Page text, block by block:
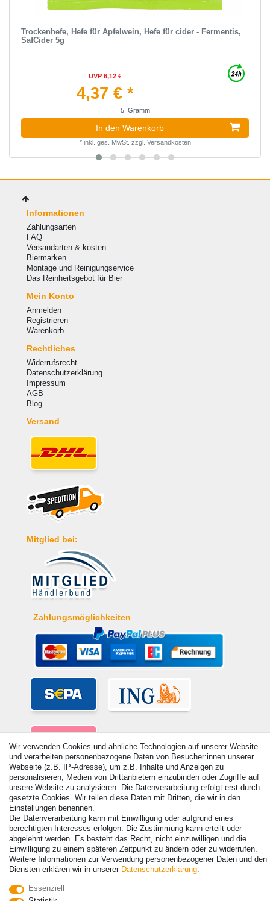
Trockenhefe, Hefe für Apfelwein, Hefe für cider - Fermentis,
SafCider 5g
UVP 6,12 €
4,37 € *
5 Gramm
In den Warenkorb
* inkl. ges. MwSt. zzgl. Versandkosten
Informationen
Zahlungsarten
FAQ
Versandarten & kosten
Biermarken
Montage und Reinigungservice
Das Reinheitsgebot für Bier
Mein Konto
Anmelden
Registrieren
Warenkorb
Rechtliches
Widerrufsrecht
Datenschutzerklärung
Impressum
AGB
Blog
Versand
Mitglied bei:
Zahlungsmöglichkeiten
© Copyright 2026 | Alle Rechte vorbehalten. - Alle Rechte vorbehalten.
Preisangaben inkl. gesetzl. 19% MwSt. | Grundpreise siehe Artikeldetail | *Gilt für
Lieferungen nach Deutschland!
Vertrag widerrufen Kontakt
Wir verwenden Cookies und ähnliche Technologien auf unserer Website
und verarbeiten personenbezogene Daten von Besucher:innen unserer
Webseite (z.B. IP-Adresse), um z.B. Inhalte und Anzeigen zu
personalisieren, Medien von Drittanbietern einzubinden oder Zugriffe auf
unsere Website zu analysieren. Die Datenverarbeitung erfolgt erst durch
gesetzte Cookies. Wir teilen diese Daten mit Dritten, die wir in den
Einstellungen benennen.
Die Datenverarbeitung kann mit Einwilligung oder aufgrund eines
berechtigten Interesses erfolgen. Die Zustimmung kann erteilt oder
abgelehnt werden. Es besteht das Recht, nicht einzuwilligen und die
Einwilligung zu einem späteren Zeitpunkt zu ändern oder zu widerrufen.
Weitere Informationen zur Verwendung personenbezogener Daten und den
Diensten erklären wir in unserer Daten­schutz­erklärung.
Essenziell